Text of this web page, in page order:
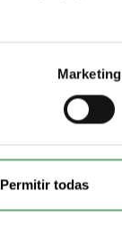
Marketing
Permitir todas